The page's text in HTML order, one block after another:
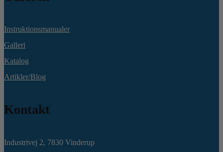
Instruktionsmanualer
Galleri
Katalog
Artikler/Blog
Kontakt
Industrivej 2, 7830 Vinderup